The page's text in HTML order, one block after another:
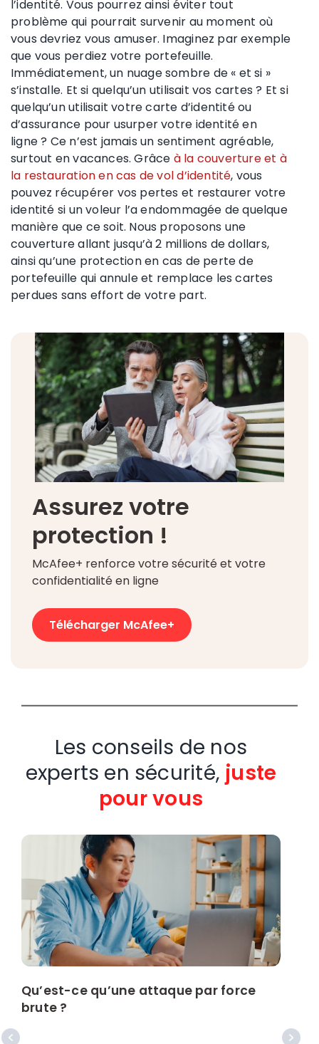
l’identité. Vous pourrez ainsi éviter tout
problème qui pourrait survenir au moment où
vous devriez vous amuser. Imaginez par exemple
que vous perdiez votre portefeuille.
Immédiatement, un nuage sombre de « et si »
s’installe. Et si quelqu’un utilisait vos cartes ? Et si
quelqu’un utilisait votre carte d’identité ou
d’assurance pour usurper votre identité en
ligne ? Ce n’est jamais un sentiment agréable,
surtout en vacances. Grâce à la couverture et à
la restauration en cas de vol d’identité, vous
pouvez récupérer vos pertes et restaurer votre
identité si un voleur l’a endommagée de quelque
manière que ce soit. Nous proposons une
couverture allant jusqu’à 2 millions de dollars,
ainsi qu’une protection en cas de perte de
portefeuille qui annule et remplace les cartes
perdues sans effort de votre part.
Assurez votre
protection !
McAfee+ renforce votre sécurité et votre
confidentialité en ligne
Télécharger McAfee+
Les conseils de nos
experts en sécurité, juste
pour vous
Qu’est-ce qu’une attaque par force
brute ?